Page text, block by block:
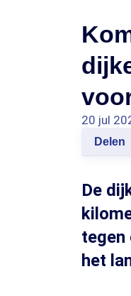
20 jul
Delen
De
tegen
het